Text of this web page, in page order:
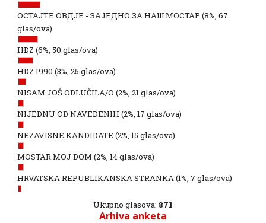
ОСТАЈТЕ ОВДЈЕ - ЗАЈЕДНО ЗА НАШ МОСТАР (8%, 67
glas/ova)
HDZ (6%, 50 glas/ova)
HDZ 1990 (3%, 25 glas/ova)
NISAM JOŠ ODLUČILA/O (2%, 21 glas/ova)
NIJEDNU OD NAVEDENIH (2%, 17 glas/ova)
NEZAVISNE KANDIDATE (2%, 15 glas/ova)
MOSTAR MOJ DOM (2%, 14 glas/ova)
HRVATSKA REPUBLIKANSKA STRANKA(1%, 7 glas/ova)
Ukupno glasova: 871
Arhiva anketa